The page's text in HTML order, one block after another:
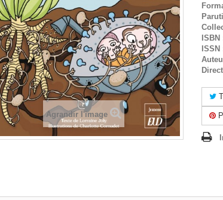
Agrandir l'image
ISBN
ISSN